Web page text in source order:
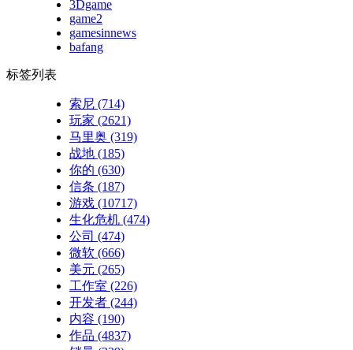
3Dgame
game2
gamesinnews
bafang
标签列表
索尼 (714)
玩家 (2621)
马里奥 (319)
战地 (185)
你的 (630)
信条 (187)
游戏 (10717)
生化危机 (474)
公司 (474)
微软 (666)
美元 (265)
工作室 (226)
开发者 (244)
内容 (190)
作品 (4837)